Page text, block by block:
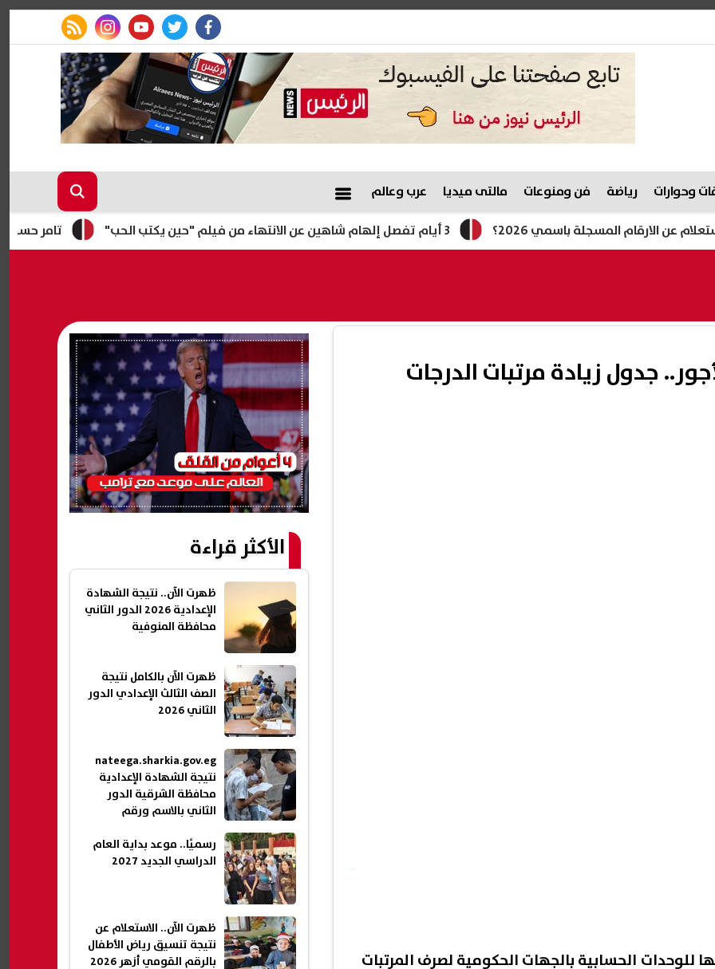
facebook
twitter
youtube
instagram
rss feed
وحوارات رياضة فن ومنوعات مالتى ميديا عرب وعالم
تامر حسنى يحيى أول 3 أيام تفصل إلهام شاهين عن الانتهاء من فيلم "حين يكتب الحب"
جدول زيادة مرتبات الدرجات
للوحدات الحسابية بالجهات الحكومية لصرف المرتبات
الأكثر قراءة
ظهرت الآن.. نتيجة الشهادة
الإعدادية 2026 الدور الثاني
محافظة المنوفية
ظهرت الآن بالكامل نتيجة
الصف الثالث الإعدادي الدور
الثاني 2026
nateega.sharkia.gov.eg
نتيجة الشهادة الإعدادية
محافظة الشرقية الدور
الثاني بالاسم ورقم
رسميًا.. موعد بداية العام
الدراسي الجديد 2027
ظهرت الآن.. الاستعلام عن
نتيجة تنسيق رياض الأطفال
بالرقم القومي أزهر 2026